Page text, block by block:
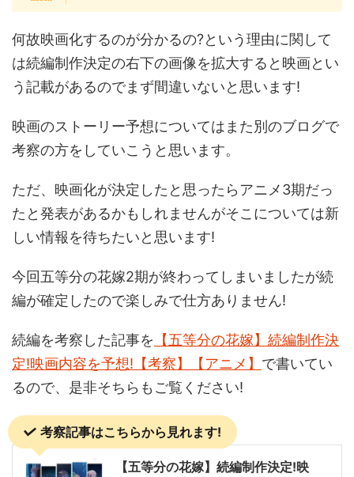
何故映画化するのが分かるの?という理由に関して
は続編制作決定の右下の画像を拡大すると 映画とい
う記載があるのでまず間違いないと思います!
映画のストーリー予想についてはまた別のブログで
考察の方をしていこうと思います。
ただ、映画化が決定したと思ったらアニメ3期だっ
たと発表があるかもしれませんがそこについては新
しい情報を待ちたいと思います!
今回五等分の花嫁2期が終わってしまいましたが続
編が確定 したので楽しみで仕方ありません!
続編を考察した記事を 【五等分の花嫁】続編制作決
定!映画内容を予想!【考察】【アニメ】 で書いてい
るので、是非そちらもご覧ください!
考察記事はこちらから見れます!
【五等分の花嫁】続編制作決定!映